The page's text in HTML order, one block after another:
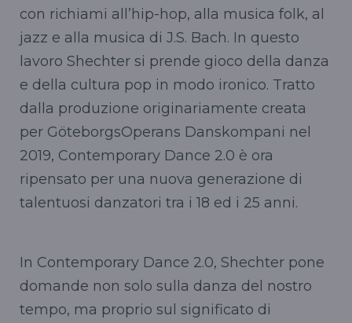
con richiami all’hip-hop, alla musica folk, al
jazz e alla musica di J.S. Bach. In questo
lavoro Shechter si prende gioco della danza
e della cultura pop in modo ironico. Tratto
dalla produzione originariamente creata
per GöteborgsOperans Danskompani nel
2019, Contemporary Dance 2.0 è ora
ripensato per una nuova generazione di
talentuosi danzatori tra i 18 ed i 25 anni.
In Contemporary Dance 2.0, Shechter pone
domande non solo sulla danza del nostro
tempo, ma proprio sul significato di